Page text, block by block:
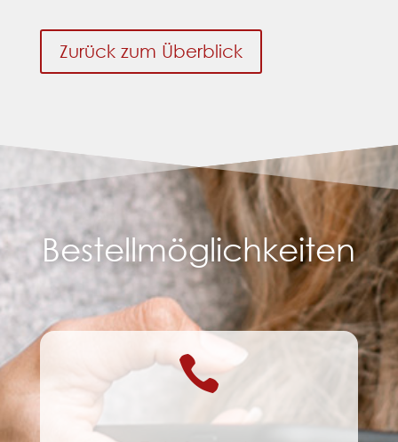
Zurück zum Überblick
Bestellmöglichkeiten
